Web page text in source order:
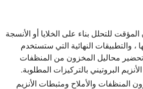
للتحلل بناء على الخلايا أو الأنسجة
، والتطبيقات النهائية التي ستستخدم
تحضير محاليل المخزون من المنظفات
البروتيني بالتركيزات المطلوبة.
والأملاح ومثبطات الأنزيم